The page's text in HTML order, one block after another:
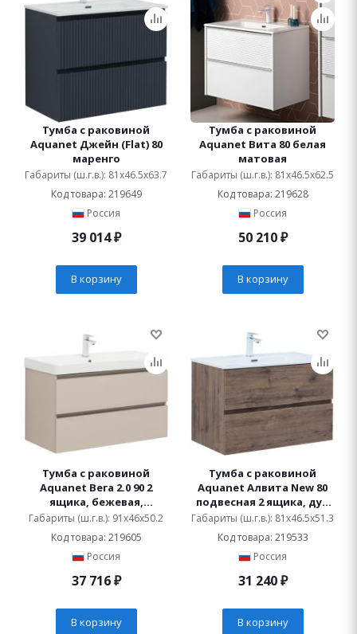
Тумба с раковиной
Aquanet Джейн (Flat) 80
маренго
Габариты (ш.г.в.): 81x46.5x63.7
Код товара: 219649
Россия
39 014₽
В корзину
Тумба с раковиной
Aquanet Вита 80 белая
матовая
Габариты (ш.г.в.): 81x46.5x62.5
Код товара: 219628
Россия
50 210₽
В корзину
Тумба с раковиной
Aquanet Вега 2.0 90 2
ящика, бежевая,
раковина Ирис
Габариты (ш.г.в.): 91x46x50.2
Код товара: 219605
Россия
37 716₽
В корзину
Тумба с раковиной
Aquanet Алвита New 80
подвесная 2 ящика, дуб
веллингтон табак
Габариты (ш.г.в.): 81x46.5x51.3
Код товара: 219533
Россия
31 240₽
В корзину